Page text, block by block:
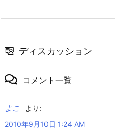
ディスカッション
コメント一覧
よこ
より:
2010年9月10日 1:24 AM